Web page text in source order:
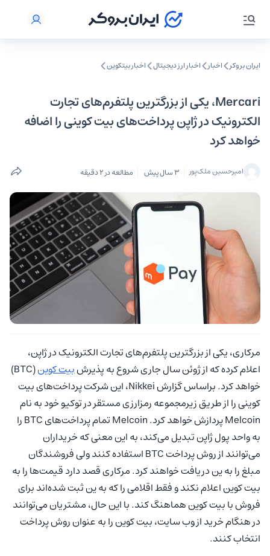
ایران بروکر اخبار اخبار ارز دیجیتال اخبار بیتکوین
Mercari، یکی از بزرگترین پلتفرم‌های تجارت
الکترونیک در ژاپن پرداخت‌های بیت کوینی را اضافه
خواهد کرد
امیرحسین ملک‌پور 3 سال پیش مطالعه در 2 دقیقه
مرکاری، یکی از بزرگترین پلتفرم‌های تجارت الکترونیک در ژاپن،
اعلام کرده که از ژوئن سال جاری شروع به پذیرشبیت کوین
(BTC)
خواهد کرد. براساس گزارش Nikkei، این شرکت پرداخت‌های بیت
کوینی را از طریق زیرمجموعه رمزارزی مستقر در توکیو خود به نام
Melcoin پردازش خواهد کرد. Melcoin تمام پرداخت‌های BTC را
به واحد پول ژاپن تبدیل می‌کند، به این معنی که خریداران
می‌توانند از روش پرداخت BTC استفاده کنند ولی فروشندگان
مبلغ را به ین دریافت خواهند کرد. مرکاری قصد دارد قیمت‌ها را به
بیت کوین اعلام نکند و فقط اقلامی را که به ین ثبت شده‌اند برای
فروش با بیت کوین هماهنگ کند. با این حال، مشتریان می‌توانند
در هنگام خرید از وب سایت، بیت کوین را به عنوان روش پرداخت
انتخاب کنند.